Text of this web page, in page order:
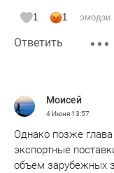
1 1 эмодзи
Ответить
Moисeй
4 Июня13:57
Однако позже
экспортные
объем зарубежных